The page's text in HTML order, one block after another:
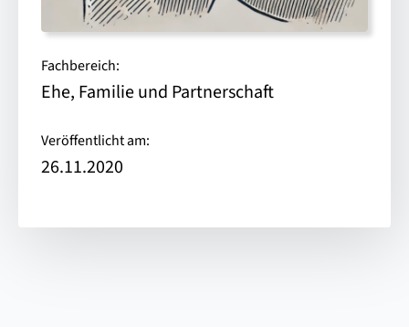
Fachbereich:
Ehe, Familie und Partnerschaft
Veröffentlicht am:
26.11.2020